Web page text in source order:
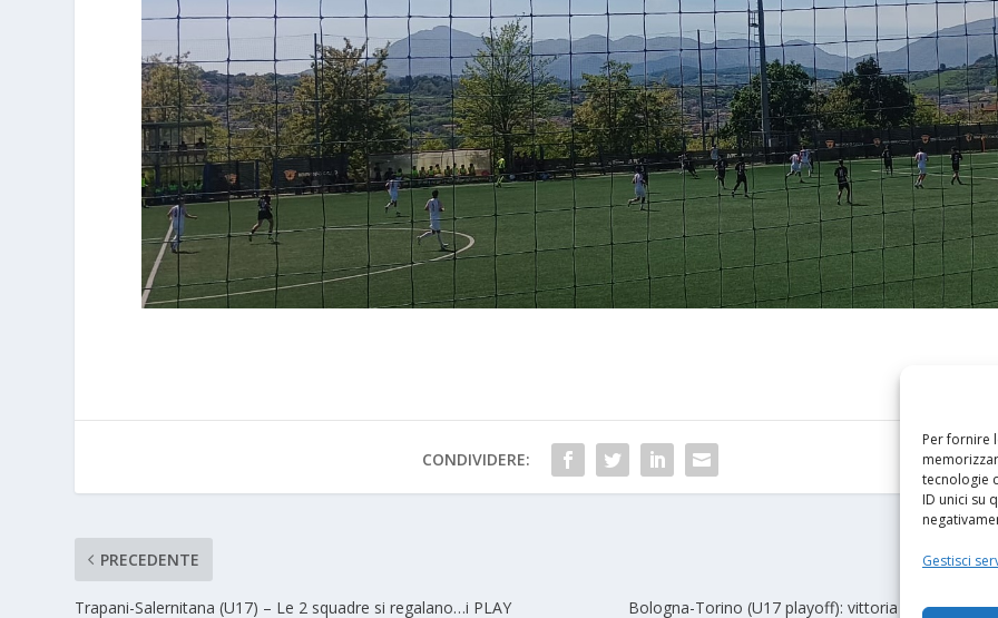
Per fornire
tecnologie
ID unici su
Gestisci
CONDIVIDERE:
PRECEDENTE
Trapani-Salernitana (U17) – Le 2 squadre si regalano…i PLAY
Bologna-Torino (U17 playoff): vittoria in extremis